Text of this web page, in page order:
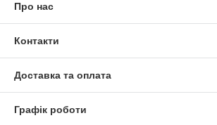
Про нас
Контакти
Доставка та оплата
Графік роботи